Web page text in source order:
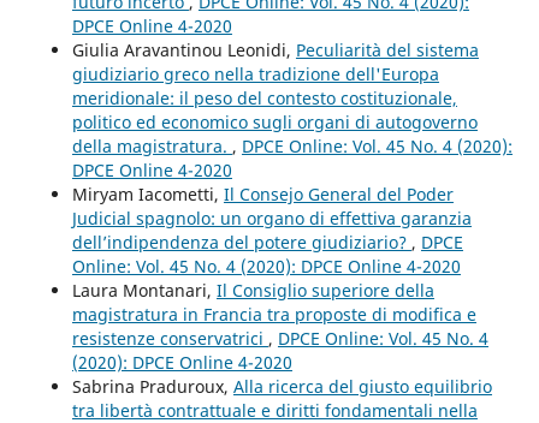
DPCE Online 4-2020
Giulia Aravantinou Leonidi, Peculiarità del sistema
giudiziario greco nella tradizione dell'Europa
meridionale: il peso del contesto costituzionale,
politico ed economico sugli organi di autogoverno
della magistratura. , DPCE Online: Vol. 45 No. 4 (2020):
DPCE Online 4-2020
Miryam Iacometti, Il Consejo General del Poder
Judicial spagnolo: un organo di effettiva garanzia
dell’indipendenza del potere giudiziario? , DPCE
Online: Vol. 45 No. 4 (2020): DPCE Online 4-2020
Laura Montanari, Il Consiglio superiore della
magistratura in Francia tra proposte di modifica e
resistenze conservatrici , DPCE Online: Vol. 45 No. 4
(2020): DPCE Online 4-2020
Sabrina Praduroux, Alla ricerca del giusto equilibrio
tra libertà contrattuale e diritti fondamentali nella